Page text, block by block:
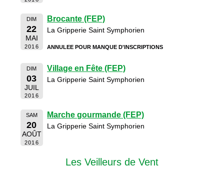
DIM
22
MAI
2016
Brocante (FEP)
La Gripperie Saint Symphorien
ANNULEE POUR MANQUE D'INSCRIPTIONS
DIM
03
JUIL
2016
Village en Fête (FEP)
La Gripperie Saint Symphorien
SAM
20
AOÛT
2016
Marche gourmande (FEP)
La Gripperie Saint Symphorien
Les Veilleurs de Vent